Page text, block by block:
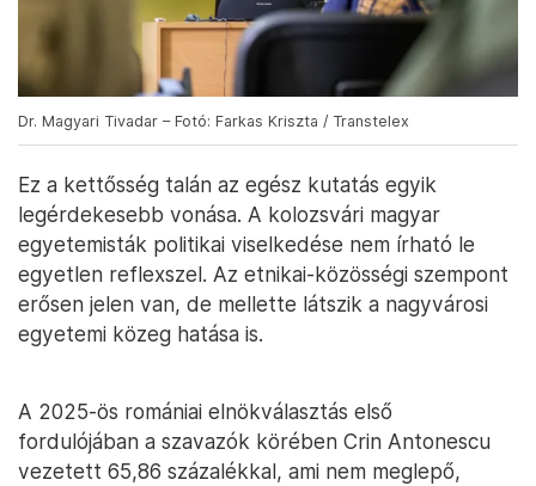
Dr. Magyari Tivadar – Fotó: Farkas Kriszta / Transtelex
Ez a kettősség talán az egész kutatás egyik
legérdekesebb vonása. A kolozsvári magyar
egyetemisták politikai viselkedése nem írható le
egyetlen reflexszel. Az etnikai-közösségi szempont
erősen jelen van, de mellette látszik a nagyvárosi
egyetemi közeg hatása is.
A 2025-ös romániai elnökválasztás első
fordulójában a szavazók körében Crin Antonescu
vezetett 65,86 százalékkal, ami nem meglepő,